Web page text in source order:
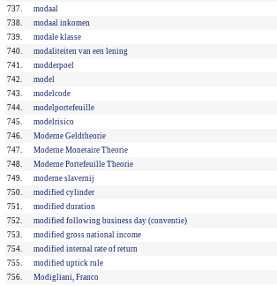
737.
modaal
738.
modaal inkomen
739.
modale klasse
740.
modaliteiten van een lening
741.
modderpoel
742.
model
743.
modelcode
744.
modelportefeuille
745.
modelrisico
746.
Moderne Geldtheorie
747.
Moderne Monetaire Theorie
748.
Moderne Portefeuille Theorie
749.
moderne slavernij
750.
modified cylinder
751.
modified duration
752.
modified following business day (conventie)
753.
modified gross national income
754.
modified internal rate of return
755.
modified uptick rule
756.
Modigliani, Franco